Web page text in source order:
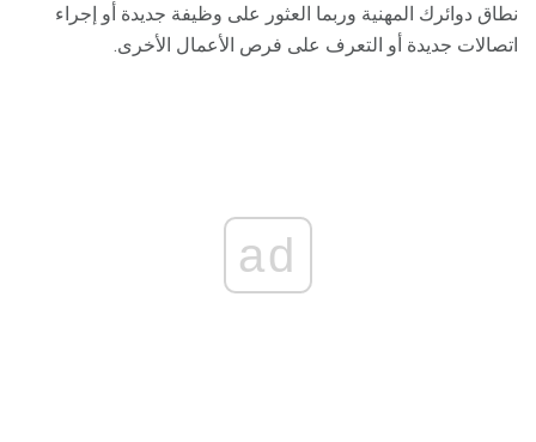
نطاق دوائرك المهنية وربما العثور على وظيفة جديدة أو إجراء
اتصالات جديدة أو التعرف على فرص الأعمال الأخرى.
ad